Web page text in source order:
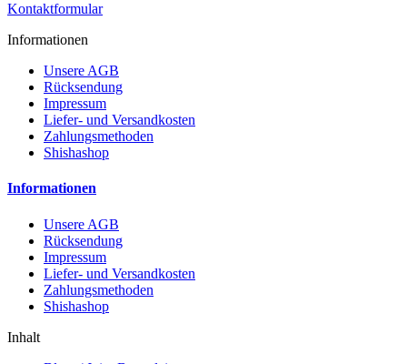
Kontaktformular
Informationen
Unsere AGB
Rücksendung
Impressum
Liefer- und Versandkosten
Zahlungsmethoden
Shishashop
Informationen
Unsere AGB
Rücksendung
Impressum
Liefer- und Versandkosten
Zahlungsmethoden
Shishashop
Inhalt